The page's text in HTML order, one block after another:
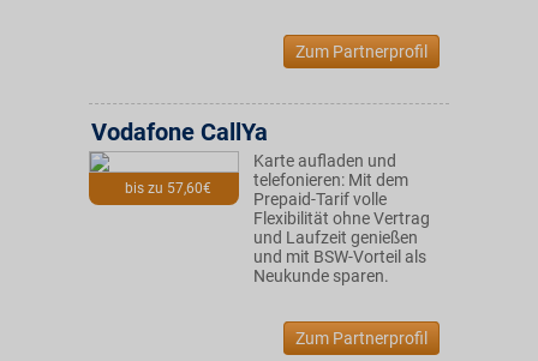
Zum Partnerprofil
bis zu 57,60€
Vodafone CallYa
Karte aufladen und
telefonieren: Mit dem
Prepaid-Tarif volle
Flexibilität ohne Vertrag
und Laufzeit genießen
und mit BSW-Vorteil als
Neukunde sparen.
Zum Partnerprofil